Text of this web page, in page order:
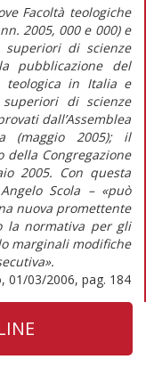
Facoltà teologiche
2005, 000 e 000) e
di scienze
pubblicazione del
teologica in Italia e
di scienze
dall’Assemblea
(maggio 2005); il
della Congregazione
2005. Con questa
Scola – «può
nuova promettente
la normativa per gli
marginali modifiche
01/03/2006, pag. 184